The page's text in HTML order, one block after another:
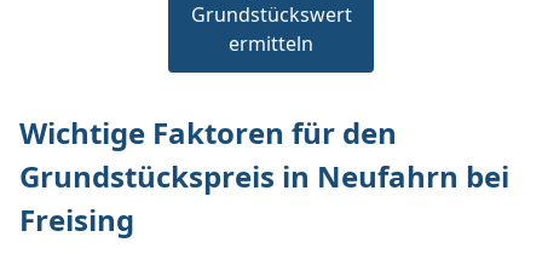
Grundstückswert
ermitteln
Wichtige Faktoren für den
Grundstückspreis in Neufahrn bei
Freising